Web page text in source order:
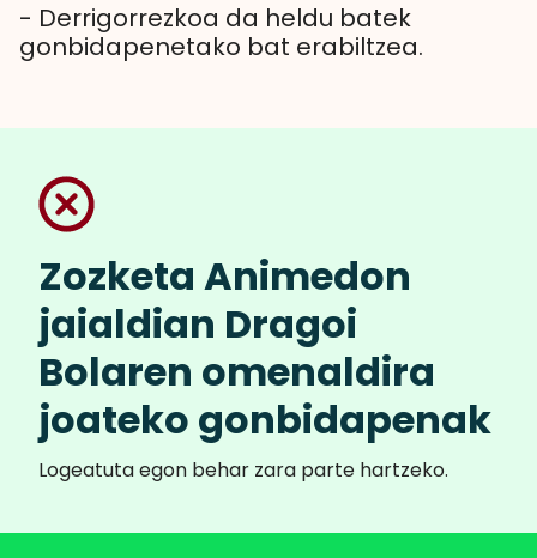
- Derrigorrezkoa da heldu batek
gonbidapenetako bat erabiltzea.
Zozketa Animedon
jaialdian Dragoi
Bolaren omenaldira
joateko gonbidapenak
Logeatuta egon behar zara parte hartzeko.